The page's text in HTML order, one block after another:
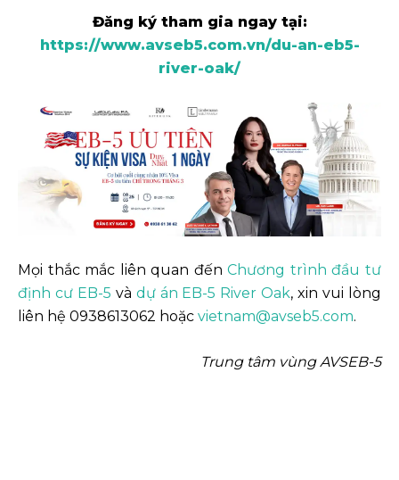
Đăng ký tham gia ngay tại:
https://www.avseb5.com.vn/du-an-eb5-
river-oak/
Mọi thắc mắc liên quan đếnChương trình đầu tư
định cư EB-5 và dự án EB-5 River Oak, xin vui lòng
liên hệ 0938613062 hoặc vietnam@avseb5.com.
Trung tâm vùng AVSEB-5